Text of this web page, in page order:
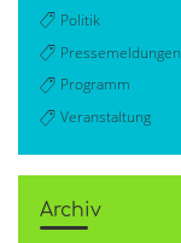
Politik
Pressemeldungen
Programm
Veranstaltung
Archiv